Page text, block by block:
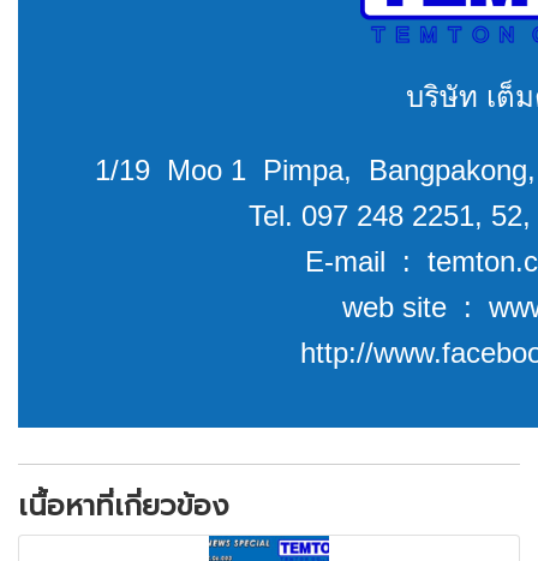
บริษัท เต็
1/19 Moo 1 Pimpa,
Tel. 097 248 2251,
E-mail :
web site :
http://
เนื้อหาที่เกี่ยวข้อง